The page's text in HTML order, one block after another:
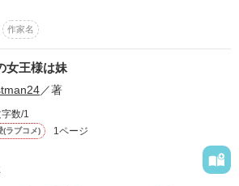
、どんな風に迎えるか考えたことがあり
初めてよりもずっと大切なことかもしれ
こそ、運命の人で終えたい。
為に。
作家名
女王様は妹
／著
数/1
(ラブコメ) 1ページ